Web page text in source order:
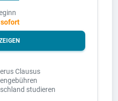
sofort
Clausus
studieren